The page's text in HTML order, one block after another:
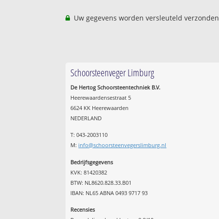
Uw gegevens worden versleuteld
Schoorsteenveger Limburg
De Hertog Schoorsteentechniek B.V.
Heerewaardensestraat 5
6624 KK Heerewaarden
NEDERLAND
T: 043-2003110
M: info@schoorsteenvegerslimburg.nl
Bedrijfsgegevens
KVK: 81420382
BTW: NL8620.828.33.B01
IBAN: NL65 ABNA 0493 9717 93
Recensies